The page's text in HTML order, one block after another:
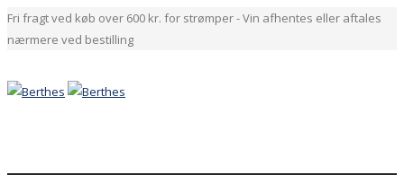
Fri fragt ved køb over 600 kr. for strømper - Vin afhentes eller aftales
nærmere ved bestilling